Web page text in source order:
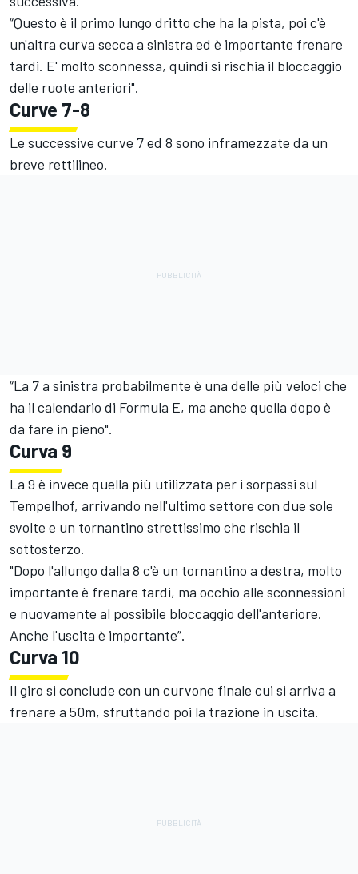
“Questo è il primo lungo dritto che ha la pista, poi c'è
un'altra curva secca a sinistra ed è importante frenare
tardi. E' molto sconnessa, quindi si rischia il bloccaggio
delle ruote anteriori".
Curve 7-8
Le successive curve 7 ed 8 sono inframezzate da un
breve rettilineo.
“La 7 a sinistra probabilmente è una delle più veloci che
ha il calendario di Formula E, ma anche quella dopo è
da fare in pieno".
Curva 9
La 9 è invece quella più utilizzata per i sorpassi sul
Tempelhof, arrivando nell'ultimo settore con due sole
svolte e un tornantino strettissimo che rischia il
sottosterzo.
"Dopo l'allungo dalla 8 c'è un tornantino a destra, molto
importante è frenare tardi, ma occhio alle sconnessioni
e nuovamente al possibile bloccaggio dell'anteriore.
Anche l'uscita è importante”.
Curva 10
Il giro si conclude con un curvone finale cui si arriva a
frenare a 50m, sfruttando poi la trazione in uscita.